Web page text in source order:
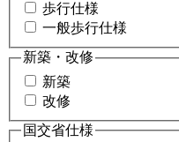
歩行仕様
一般歩行仕様
新築・改修
新築
改修
国交省仕様